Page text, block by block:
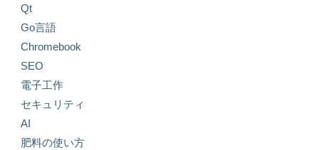
Qt
Go言語
Chromebook
SEO
電子工作
セキュリティ
AI
肥料の使い方